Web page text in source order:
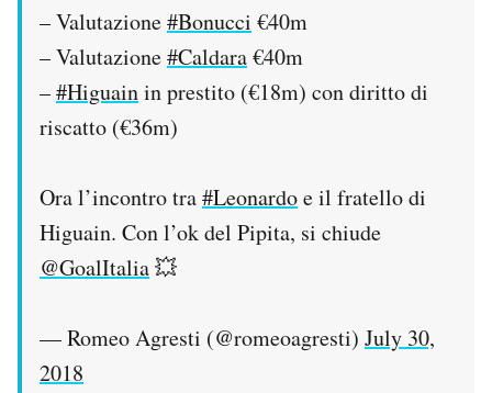
– Valutazione#Bonucci €40m
– Valutazione#Caldara€40m
–#Higuainin prestito (€18m) con diritto di
riscatto (€36m)
Ora l’incontro tra#Leonardoe il fratello di
Higuain. Con l’ok del Pipita, si chiude
@GoalItalia💥
— Romeo Agresti (@romeoagresti) July 30,
2018